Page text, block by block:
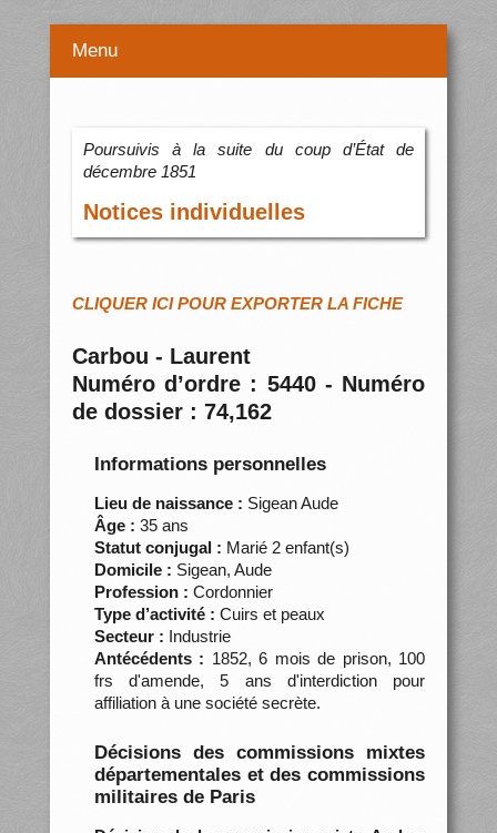
Menu
Poursuivis à la suite du coup d’État de
décembre 1851
Notices individuelles
CLIQUER ICI POUR EXPORTER LA FICHE
Carbou - Laurent
Numéro d’ordre : 5440 - Numéro
de dossier : 74,162
Informations personnelles
Lieu de naissance : Sigean Aude
Âge : 35 ans
Statut conjugal : Marié 2 enfant(s)
Domicile : Sigean, Aude
Profession : Cordonnier
Type d’activité : Cuirs et peaux
Secteur : Industrie
Antécédents : 1852, 6 mois de prison, 100
frs d'amende, 5 ans d'interdiction pour
affiliation à une société secrète.
Décisions des commissions mixtes
départementales et des commissions
militaires de Paris